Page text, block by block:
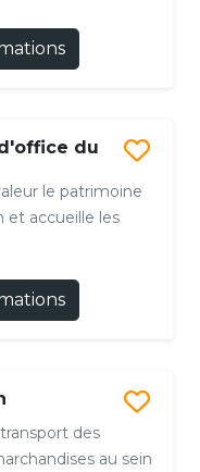
du
le patrimoine
et accueille les
des
au sein